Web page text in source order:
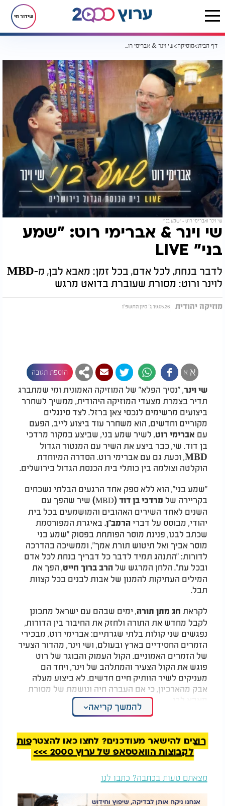
שידור חי
דף הבית מוסיקה שי וינר & אברימי רוט: "שמע בני" LIVE
שי וינר ואברימי רוט - "שמע בני"
שי וינר & אברימי רוט: "שמע
בני" LIVE
לדבר בנחת, לכל אדם, בכל זמן: מאבא לבן, מ-MBD
לוינר ורוט: מסורת שעוברת בדואט מרגש
מוזיקה יהודית 19.05.26 ג' סיון התשפ"ו
א א הוספת תגובה
שי וינר, "נסיך הפלא" של המוזיקה האמונית ומי שמתברג
תדיר בצמרת מצעדי המוזיקה היהודית, ממשיך לשחרר
ביצועים מרשימים לנכסי צאן ברזל. לצד סינגלים
מקוריים וחדשים, הוא משחרר עוד ביצוע לייב, הפעם
עם אברימי רוט, לשיר שמע בני, שביצע במקור מרדכי
בן דוד. שי, כבר ביצע את השיר עם המנטור הגדול
MBD, וכעת גם עם אברימי רוט. הסדרה המיוחדת
הוקלטה וצולמה בין כותלי בית הכנסת הגדול בירושלים.
"שמע בני", הוא ללא ספק אחד הרגעים הבלתי נשכחים
בקריירה של מרדכי בן דוד (MBD)
שיר שהפך עם
השנים לאחד השירים האהובים והמושמעים בכל בית
יהודי, מבוסס על דברי הרמב"ן. באיגרת המפורסמת
שכתב לבנו, פנינת מוסר הפותחת בפסוק "שמע בני
מוסר אביך ואל תיטוש תורת אמך", וממשיכה בהדרכה
לדורות: "התנהג תמיד לדבר כל דבריך בנחת לכל אדם
ובכל עת". הלחן המרגש של הרב ברוך חייט, הפך את
המילים העתיקות להמנון של אבות לבנים בכל קצוות
תבל.
לקראת חג מתן תורה, ימים שבהם עם ישראל מתכונן
לקבל מחדש את התורה ולחזק את החיבור בין הדורות,
נפגשים שני קולות בלתי שגרתיים: אברימי רוט, מבכירי
הזמרים החסידיים בארץ ובעולם, ושי וינר, מהדור הצעיר
של הזמרים האמוניים. הקול העמוק והבוגר של רוט
פוגש את הקול הצעיר והמתלהב של וינר, ויחד הם
מעניקים לשיר הוותיק חיים חדשים. לא ביצוע מעלה
אבק מהארכיון, כי אם העברה חיה ונושמת של מסורת
מעמדו של שי וינר כקול מאיר בנוף המוזיקה האמונית,
מצרף וינר נדבך נוסף לשפתו המוזיקלית הייחודית:
שיתוף פעולה שמחבר בין דורות, בין סגנונות ובין בתי
יש שירים שאסור להניח להם להישאר בארכיון.
שי וינר ואברימי רוט - "שמע בני"
להמשך קריאה
רוצים להישאר מעודכנים? לחצו כאן להצטרפות
לקבוצות הוואטסאפ של ערוץ 2000 >>>
מצאתם טעות בכתבה? כתבו לנו